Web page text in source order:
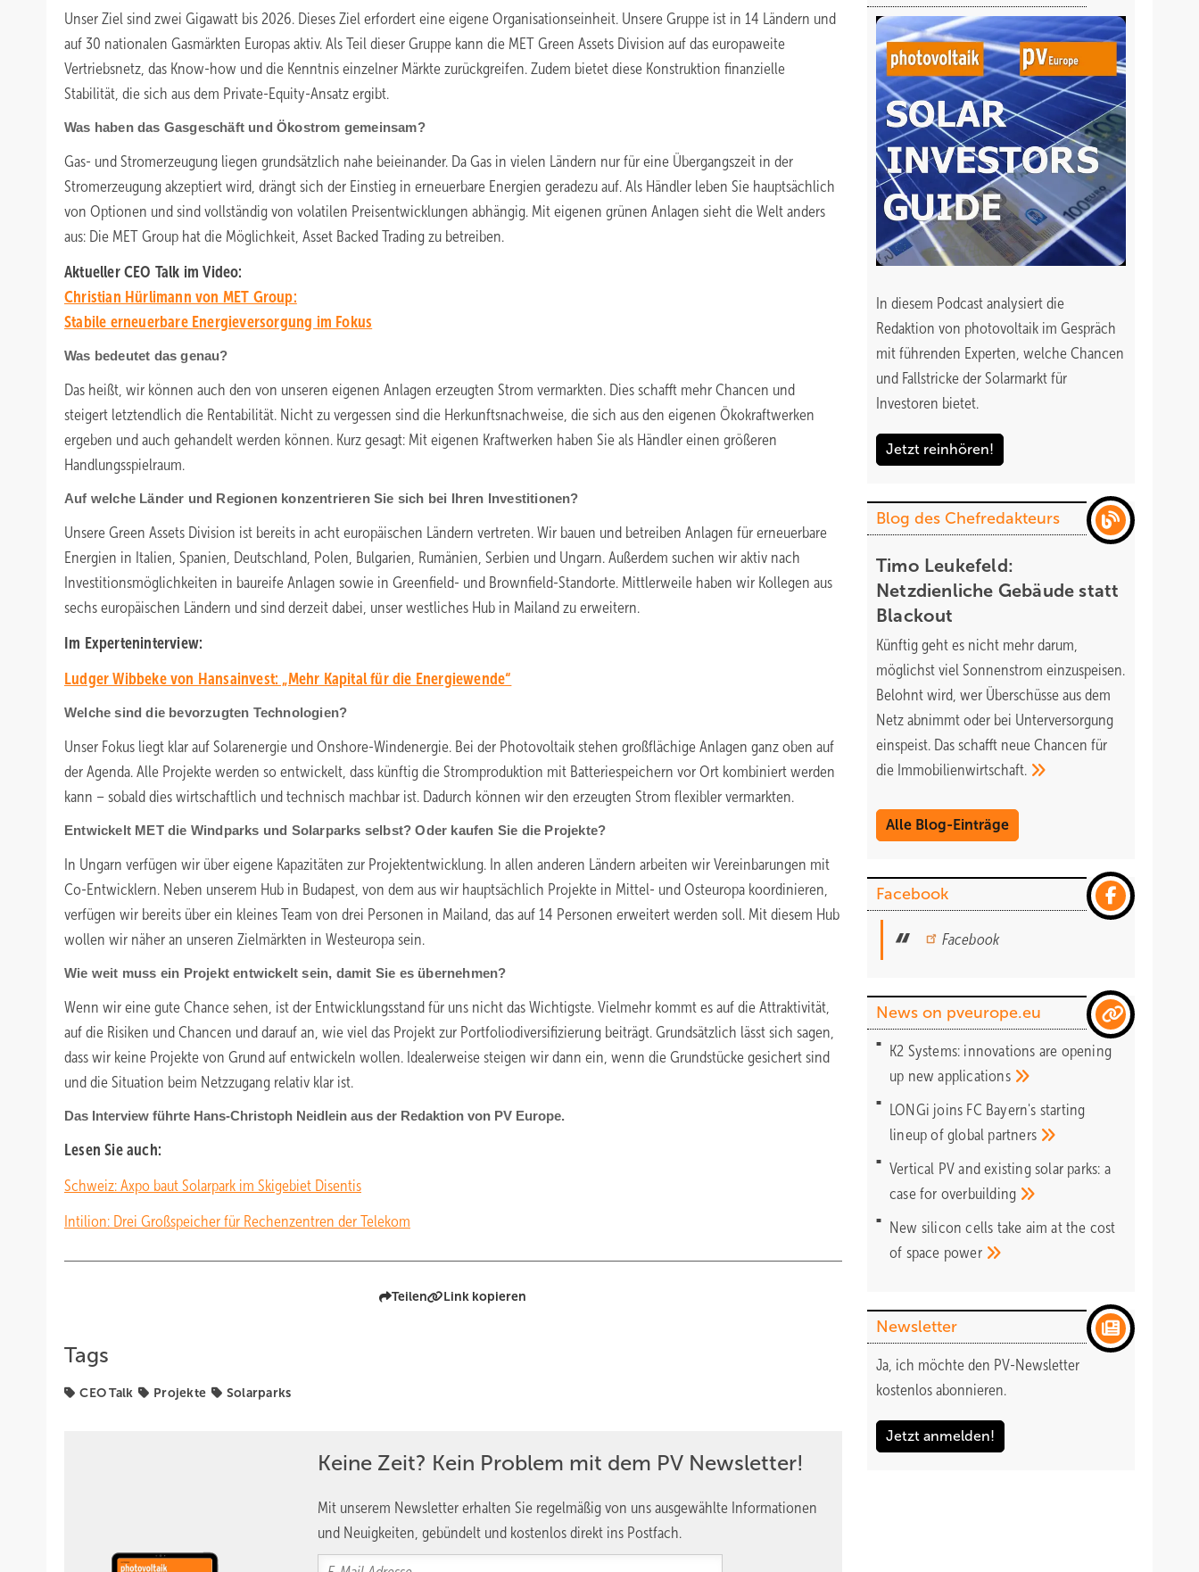
Unser Ziel sind zwei Gigawatt bis 2026. Dieses Ziel erfordert eine eigene Organisationseinheit. Unsere Gruppe ist in 14 Ländern und
auf 30 nationalen Gasmärkten Europas aktiv. Als Teil dieser Gruppe kann die MET Green Assets Division auf das europaweite
Vertriebsnetz, das Know-how und die Kenntnis einzelner Märkte zurückgreifen. Zudem bietet diese Konstruktion finanzielle
Stabilität, die sich aus dem Private-Equity-Ansatz ergibt.
Was haben das Gasgeschäft und Ökostrom gemeinsam?
Gas- und Stromerzeugung liegen grundsätzlich nahe beieinander. Da Gas in vielen Ländern nur für eine Übergangszeit in der
Stromerzeugung akzeptiert wird, drängt sich der Einstieg in erneuerbare Energien geradezu auf. Als Händler leben Sie hauptsächlich
von Optionen und sind vollständig von volatilen Preisentwicklungen abhängig. Mit eigenen grünen Anlagen sieht die Welt anders
aus: Die MET Group hat die Möglichkeit, Asset Backed Trading zu betreiben.
Aktueller CEO Talk im Video:
Christian Hürlimann von MET Group:
Stabile erneuerbare Energieversorgung im Fokus
Was bedeutet das genau?
Das heißt, wir können auch den von unseren eigenen Anlagen erzeugten Strom vermarkten. Dies schafft mehr Chancen und
steigert letztendlich die Rentabilität. Nicht zu vergessen sind die Herkunftsnachweise, die sich aus den eigenen Ökokraftwerken
ergeben und auch gehandelt werden können. Kurz gesagt: Mit eigenen Kraftwerken haben Sie als Händler einen größeren
Handlungsspielraum.
Auf welche Länder und Regionen konzentrieren Sie sich bei Ihren Investitionen?
Unsere Green Assets Division ist bereits in acht europäischen Ländern vertreten. Wir bauen und betreiben Anlagen für erneuerbare
Energien in Italien, Spanien, Deutschland, Polen, Bulgarien, Rumänien, Serbien und Ungarn. Außerdem suchen wir aktiv nach
Investitionsmöglichkeiten in baureife Anlagen sowie in Greenfield- und Brownfield-Standorte. Mittlerweile haben wir Kollegen aus
sechs europäischen Ländern und sind derzeit dabei, unser westliches Hub in Mailand zu erweitern.
Im Experteninterview:
Ludger Wibbeke von Hansainvest: „Mehr Kapital für die Energiewende“
Welche sind die bevorzugten Technologien?
Unser Fokus liegt klar auf Solarenergie und Onshore-Windenergie. Bei der Photovoltaik stehen großflächige Anlagen ganz oben auf
der Agenda. Alle Projekte werden so entwickelt, dass künftig die Stromproduktion mit Batteriespeichern vor Ort kombiniert werden
kann – sobald dies wirtschaftlich und technisch machbar ist. Dadurch können wir den erzeugten Strom flexibler vermarkten.
Entwickelt MET die Windparks und Solarparks selbst? Oder kaufen Sie die Projekte?
In Ungarn verfügen wir über eigene Kapazitäten zur Projektentwicklung. In allen anderen Ländern arbeiten wir Vereinbarungen mit
Co-Entwicklern. Neben unserem Hub in Budapest, von dem aus wir hauptsächlich Projekte in Mittel- und Osteuropa koordinieren,
verfügen wir bereits über ein kleines Team von drei Personen in Mailand, das auf 14 Personen erweitert werden soll. Mit diesem Hub
wollen wir näher an unseren Zielmärkten in Westeuropa sein.
Wie weit muss ein Projekt entwickelt sein, damit Sie es übernehmen?
Wenn wir eine gute Chance sehen, ist der Entwicklungsstand für uns nicht das Wichtigste. Vielmehr kommt es auf die Attraktivität,
auf die Risiken und Chancen und darauf an, wie viel das Projekt zur Portfoliodiversifizierung beiträgt. Grundsätzlich lässt sich sagen,
dass wir keine Projekte von Grund auf entwickeln wollen. Idealerweise steigen wir dann ein, wenn die Grundstücke gesichert sind
und die Situation beim Netzzugang relativ klar ist.
Das Interview führte Hans-Christoph Neidlein aus der Redaktion von PV Europe.
Lesen Sie auch:
Schweiz: Axpo baut Solarpark im Skigebiet Disentis
Intilion: Drei Großspeicher für Rechenzentren der Telekom
Teilen Link kopieren
Tags
CEO Talk Projekte Solarparks
Keine Zeit? Kein Problem mit dem PV Newsletter!
Mit unserem Newsletter erhalten Sie regelmäßig von uns ausgewählte Informationen
und Neuigkeiten, gebündelt und kostenlos direkt ins Postfach.
In diesem Podcast analysiert die
Redaktion von photovoltaik im Gespräch
mit führenden Experten, welche Chancen
und Fallstricke der Solarmarkt für
Investoren bietet.
Jetzt reinhören!
Blog des Chefredakteurs
Timo Leukefeld:
Netzdienliche Gebäude statt
Blackout
Künftig geht es nicht mehr darum,
möglichst viel Sonnenstrom einzuspeisen.
Belohnt wird, wer Überschüsse aus dem
Netz abnimmt oder bei Unterversorgung
einspeist. Das schafft neue Chancen für
die Immobilienwirtschaft.
Alle Blog-Einträge
Facebook
Facebook
News on pveurope.eu
K2 Systems: innovations are opening
up newapplications
LONGi joins FC Bayern's starting
lineup of global partners
Vertical PV and existing solar parks: a
case for overbuilding
New silicon cells take aim at the cost
of space power
Newsletter
Ja, ich möchte den PV-Newsletter
kostenlos abonnieren.
Jetzt anmelden!